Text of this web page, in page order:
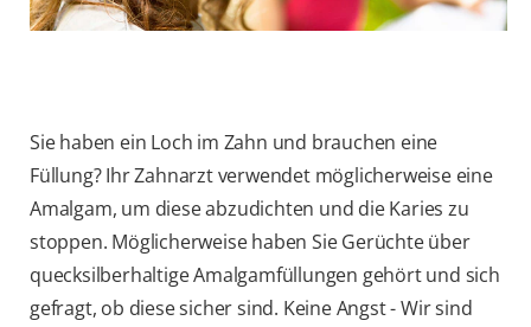
Sie haben ein Loch im Zahn und brauchen eine
Füllung? Ihr Zahnarzt verwendet möglicherweise eine
Amalgam, um diese abzudichten und die Karies zu
stoppen. Möglicherweise haben Sie Gerüchte über
quecksilberhaltige Amalgamfüllungen gehört und sich
gefragt, ob diese sicher sind. Keine Angst - Wir sind